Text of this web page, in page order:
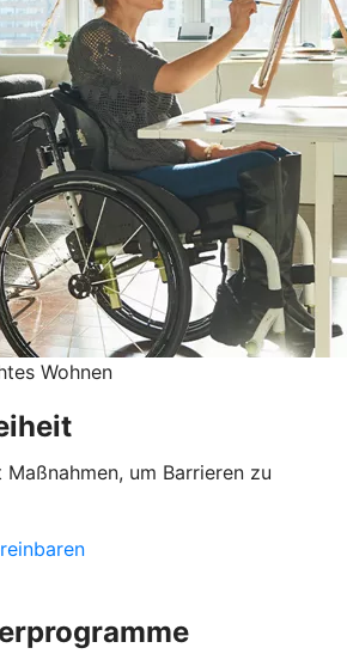
Wohnen
um Barrieren zu